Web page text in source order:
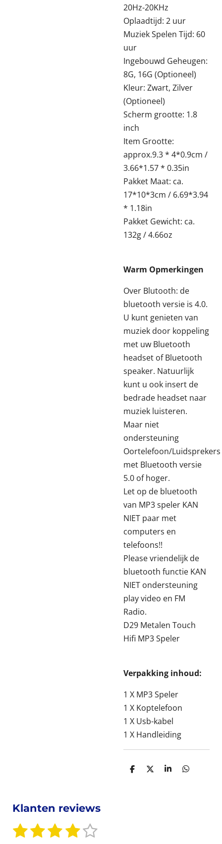
20Hz-20KHz
Oplaadtijd: 2 uur
Muziek Spelen Tijd: 60
uur
Ingebouwd Geheugen:
8G, 16G (Optioneel)
Kleur: Zwart, Zilver
(Optioneel)
Scherm grootte: 1.8
inch
Item Grootte:
approx.9.3 * 4*0.9cm /
3.66*1.57 * 0.35in
Pakket Maat: ca.
17*10*3cm / 6.69*3.94
* 1.18in
Pakket Gewicht: ca.
132g / 4.66oz
Warm Opmerkingen
Over Blutooth: de
bluetooth versie is 4.0.
U kunt genieten van
muziek door koppeling
met uw Bluetooth
headset of Bluetooth
speaker. Natuurlijk
kunt u ook insert de
bedrade headset naar
muziek luisteren.
Maar niet
ondersteuning
Oortelefoon/Luidsprekers
met Bluetooth versie
5.0 of hoger.
Let op de bluetooth
van MP3 speler KAN
NIET paar met
computers en
telefoons!!
Please vriendelijk de
bluetooth functie KAN
NIET ondersteuning
play video en FM
Radio.
D29 Metalen Touch
Hifi MP3 Speler
Verpakking inhoud:
1 X MP3 Speler
1 X Koptelefoon
1 X Usb-kabel
1 X Handleiding
D
D
S
D
Klanten reviews
R
1 2 3 4 5
S